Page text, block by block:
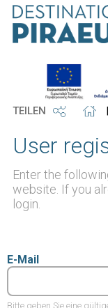
TEILEN |
User
Enter the
website. If you
login.
E-Mail
Bitte geben Sie eine